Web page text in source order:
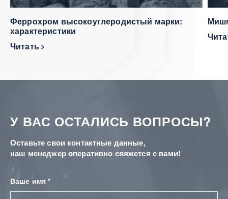
Феррохром высокоуглеродистый марки:
характеристики
Читать
У ВАС ОСТАЛИСЬ ВОПРОСЫ?
Оставьте свои контактные данные,
наш менеджер оперативно свяжется с вами!
Ваше имя *